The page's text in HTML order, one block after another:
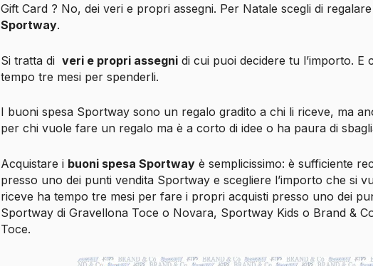
Gift Card ? No, dei veri e propri assegni. Per Natale scegli di
Sportway.
Si tratta diveri e propri assegni di cui puoi decidere tu l’importo. E
tempo tre mesi per spenderli.
I buoni spesa Sportway sono un regalo gradito a chi li riceve, ma
per chi vuole fare un regalo ma è a corto di idee o ha paura di
Acquistare i buoni spesa Sportway è semplicissimo: è sufficiente
presso uno dei punti vendita Sportway e scegliere l’importo che si
riceve ha tempo tre mesi per fare i propri acquisti presso uno dei
Sportway di Gravellona Toce o Novara, Sportway Kids o Brand &
Toce.